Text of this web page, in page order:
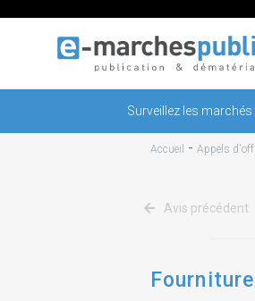
Surveillez les
Accueil - Appels
Avis précédent